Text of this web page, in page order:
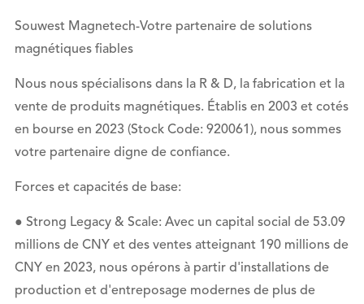
Souwest Magnetech-Votre partenaire de solutions
magnétiques fiables
Nous nous spécialisons dans la R & D, la fabrication et la
vente de produits magnétiques. Établis en 2003 et cotés
en bourse en 2023 (Stock Code: 920061), nous sommes
votre partenaire digne de confiance.
Forces et capacités de base:
● Strong Legacy & Scale: Avec un capital social de 53.09
millions de CNY et des ventes atteignant 190 millions de
CNY en 2023, nous opérons à partir d'installations de
production et d'entreposage modernes de plus de